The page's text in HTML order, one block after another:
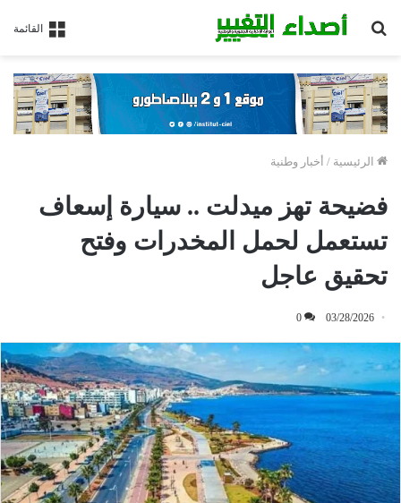
القائمة
الرئيسية / أخبار وطنية
فضيحة تهز ميدلت .. سيارة إسعاف
تستعمل لحمل المخدرات وفتح
تحقيق عاجل
03/28/2026
0